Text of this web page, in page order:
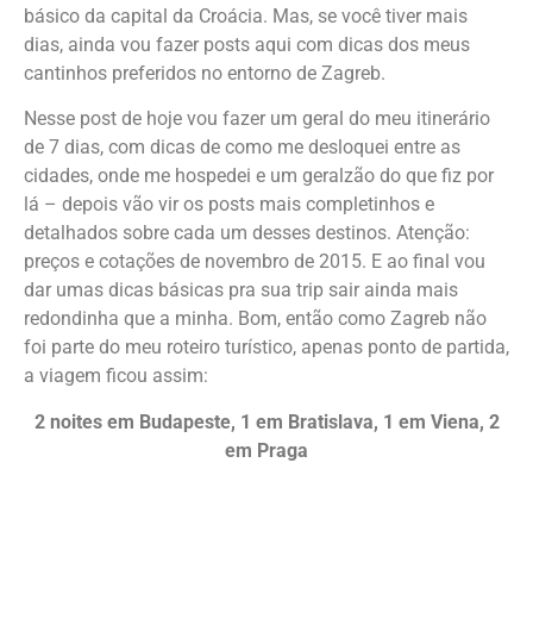
básico da capital da Croácia. Mas, se você tiver mais
dias, ainda vou fazer posts aqui com dicas dos meus
cantinhos preferidos no entorno de Zagreb.
Nesse post de hoje vou fazer um geral do meu itinerário
de 7 dias, com dicas de como me desloquei entre as
cidades, onde me hospedei e um geralzão do que fiz por
lá – depois vão vir os posts mais completinhos e
detalhados sobre cada um desses destinos. Atenção:
preços e cotações de novembro de 2015. E ao final vou
dar umas dicas básicas pra sua trip sair ainda mais
redondinha que a minha. Bom, então como Zagreb não
foi parte do meu roteiro turístico, apenas ponto de partida,
a viagem ficou assim:
2 noites em Budapeste, 1 em Bratislava, 1 em Viena, 2
em Praga